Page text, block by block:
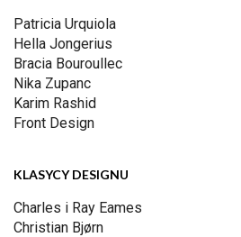
Patricia Urquiola
Hella Jongerius
Bracia Bouroullec
Nika Zupanc
Karim Rashid
Front Design
KLASYCY DESIGNU
Charles i Ray Eames
Christian Bjørn